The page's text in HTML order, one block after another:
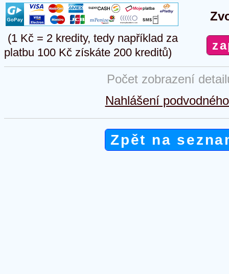
(1 Kč = 2 kredity, tedy například za
platbu 100 Kč získáte 200 kreditů)
Počet zobrazení
Nahlášení
Zpět na